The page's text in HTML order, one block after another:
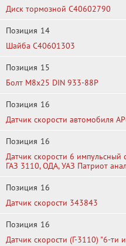
Диск тормозной C40602790
Позиция 14
Шайба C40601303
Позиция 15
Болт М8х25 DIN 933-88P
Позиция 16
Датчик скорости автомобиля
Позиция 16
Датчик скорости 6 импульсный
ГАЗ 3110, ОДА, УАЗ Патриот
Позиция 16
Датчик скорости 343843
Позиция 16
Датчик скорости (Г-3110) "6-ти